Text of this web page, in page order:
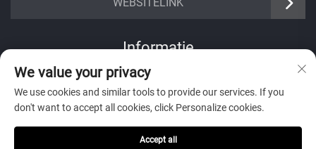
Informatie
Meld je aan om onze wekelijkse nieuwsbrief te ontvangen
We value your privacy
We use cookies and similar tools to provide our services. If you
don't want to accept all cookies, click Personalize cookies.
Accept all